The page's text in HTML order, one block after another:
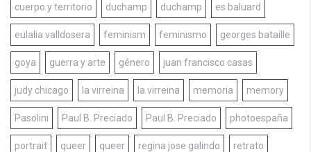
cuerpo y territorio duchamp duchamp es baluard
eulalia valldosera feminism feminismo georges bataille
goya guerra y arte género juan francisco casas
judy chicago la virreina la virreina memoria memory
Pasolini Paul B. Preciado Paul B. Preciado photoespaña
portrait queer queer regina jose galindo retrato